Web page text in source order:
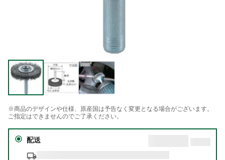
※商品のデザインや仕様、原産国は予告なく変更となる場合がございます。
ご指定はできませんのでご了承ください。
配送